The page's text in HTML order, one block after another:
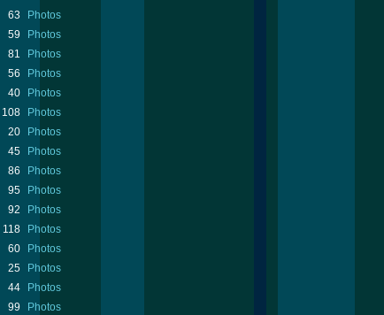
63
Photos
59
Photos
81
Photos
56
Photos
40
Photos
108
Photos
20
Photos
45
Photos
86
Photos
95
Photos
92
Photos
118
Photos
60
Photos
25
Photos
44
Photos
99
Photos